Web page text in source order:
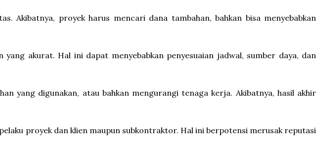
Akibatnya, proyek harus mencari dana tambahan, bahkan bisa menyebabkan
akurat. Hal ini dapat menyebabkan penyesuaian jadwal, sumber daya, dan
yang digunakan, atau bahkan mengurangi tenaga kerja. Akibatnya, hasil akhir
proyek dan klien maupun subkontraktor. Hal ini berpotensi merusak reputasi